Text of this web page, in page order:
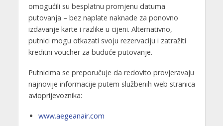
omogućili su besplatnu promjenu datuma
putovanja – bez naplate naknade za ponovno
izdavanje karte i razlike u cijeni. Alternativno,
putnici mogu otkazati svoju rezervaciju i zatražiti
kreditni voucher za buduće putovanje.
Putnicima se preporučuje da redovito provjeravaju
najnovije informacije putem službenih web stranica
avioprijevoznika:
www.aegeanair.com